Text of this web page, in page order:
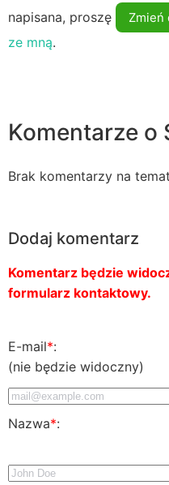
napisana, proszę Zmień
ze mną.
Komentarze o
Brak komentarzy na
Dodaj komentarz
Komentarz będzie
formularz kontaktowy.
E-mail*:
(nie będzie widoczny)
Nazwa*: